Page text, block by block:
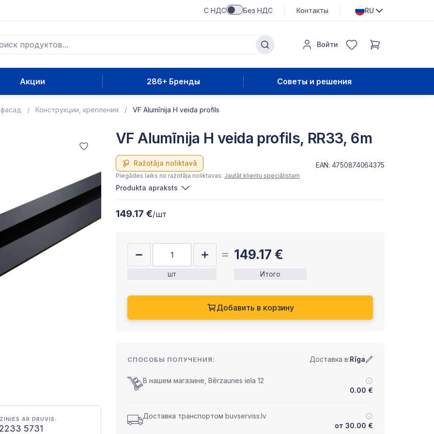
С НДС Без НДС Контакты RU
Войти
Акции 286+ Бренды Советы и решения
Конструкции, крепления VF Alumīnija H veida profils
AR DRUVIS:
5731
VF Alumīnija H veida profils, RR33, 6m
Ražotāja noliktavā EAN: 4750874064375
Piegādes laiks no ražotāja noliktavas: Jautāt klientu speciālistam
Produkta apraksts
149.17 €/шт
шт
149.17 €
Итого
Добавить в корзину
СПОСОБЫ ПОЛУЧЕНИЯ: Доставка в:Rīga
В нашем магазине, Bērzaunes iela 12
0.00 €
Доставка транспортом buvserviss.lv
от 30.00 €